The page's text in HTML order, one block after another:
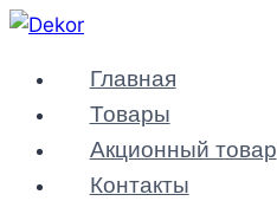
Перейти
содержимому
Главная
Товары
Акционный товар
Контакты